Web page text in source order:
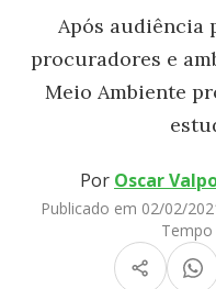
Após audiência
procuradores e
Meio Ambiente
Por Oscar
Publicado em 02/02/
Tempo